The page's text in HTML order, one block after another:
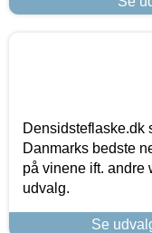
Densidsteflaske.dk
Danmarks bedste
på vinene ift. andre
udvalg.
Se